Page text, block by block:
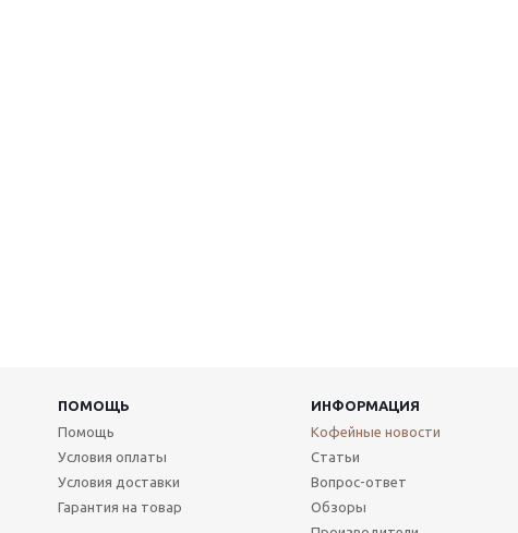
ПОМОЩЬ
ИНФОРМАЦИЯ
Помощь
Условия оплаты
Условия доставки
Гарантия на товар
Кофейные новости
Статьи
Вопрос-ответ
Обзоры